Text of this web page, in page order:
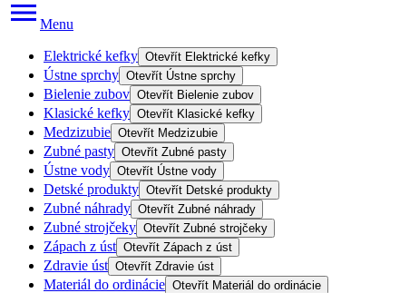
Menu
Elektrické kefky Otevřít Elektrické kefky
Ústne sprchy Otevřít Ústne sprchy
Bielenie zubov Otevřít Bielenie zubov
Klasické kefky Otevřít Klasické kefky
Medzizubie Otevřít Medzizubie
Zubné pasty Otevřít Zubné pasty
Ústne vody Otevřít Ústne vody
Detské produkty Otevřít Detské produkty
Zubné náhrady Otevřít Zubné náhrady
Zubné strojčeky Otevřít Zubné strojčeky
Zápach z úst Otevřít Zápach z úst
Zdravie úst Otevřít Zdravie úst
Materiál do ordinácie Otevřít Materiál do ordinácie